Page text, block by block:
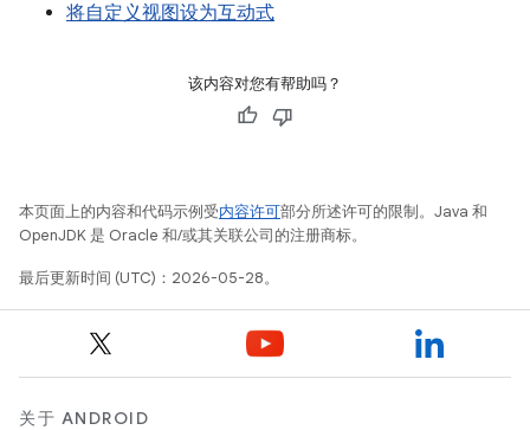
将自定义视图设为互动式
该内容对您有帮助吗？
本页面上的内容和代码示例受内容许可部分所述许可的限制。Java 和
OpenJDK 是 Oracle 和/或其关联公司的注册商标。
最后更新时间 (UTC)：2026-05-28。
关于 ANDROID